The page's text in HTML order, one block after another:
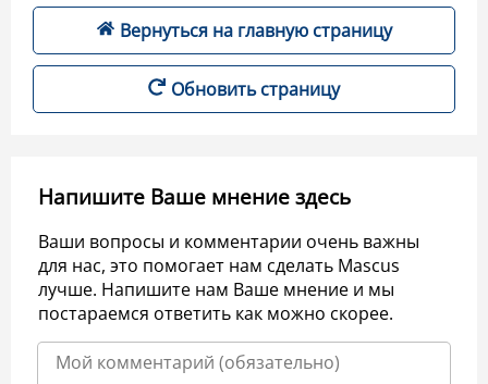
Вернуться на главную страницу
Обновить страницу
Напишите Ваше мнение здесь
Ваши вопросы и комментарии очень важны
для нас, это помогает нам сделать Mascus
лучше. Напишите нам Ваше мнение и мы
постараемся ответить как можно скорее.